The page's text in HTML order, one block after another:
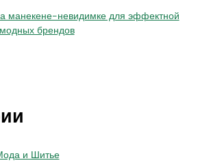
манекене-невидимке для эффектной
брендов
и Шитье